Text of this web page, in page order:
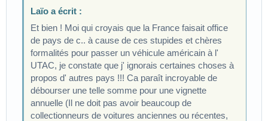
Laïo a écrit :
Et bien ! Moi qui croyais que la France faisait office
de pays de c.. à cause de ces stupides et chères
formalités pour passer un véhicule américain à l'
UTAC, je constate que j' ignorais certaines choses à
propos d' autres pays !!! Ca paraît incroyable de
débourser une telle somme pour une vignette
annuelle (Il ne doit pas avoir beaucoup de
collectionneurs de voitures anciennes ou récentes,